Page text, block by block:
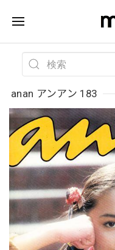
anan アンアン 183